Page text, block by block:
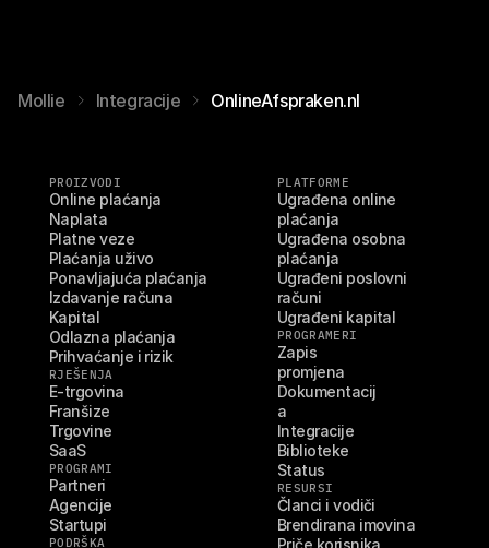
Mollie Integracije OnlineAfspraken.nl
PROIZVODI
Online plaćanja
Naplata
Platne veze
Plaćanja uživo
Ponavljajuća plaćanja
Izdavanje računa
Kapital
Odlazna plaćanja
Prihvaćanje i rizik
RJEŠENJA
E-trgovina
Franšize
Trgovine
SaaS
PROGRAMI
Partneri
Agencije
Startupi
PODRŠKA
PLATFORME
Ugrađena online
plaćanja
Ugrađena osobna
plaćanja
Ugrađeni poslovni
računi
Ugrađeni kapital
PROGRAMERI
Zapis
promjena
Dokumentacij
a
Integracije
Biblioteke
Status
RESURSI
Članci i vodiči
Brendirana imovina
Priče korisnika